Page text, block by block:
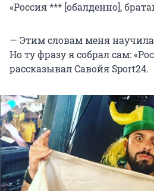
«Россия *** [обалденно],
— Этим словам меня
Но ту фразу я собрал сам:
рассказывал Савойя Sport24.